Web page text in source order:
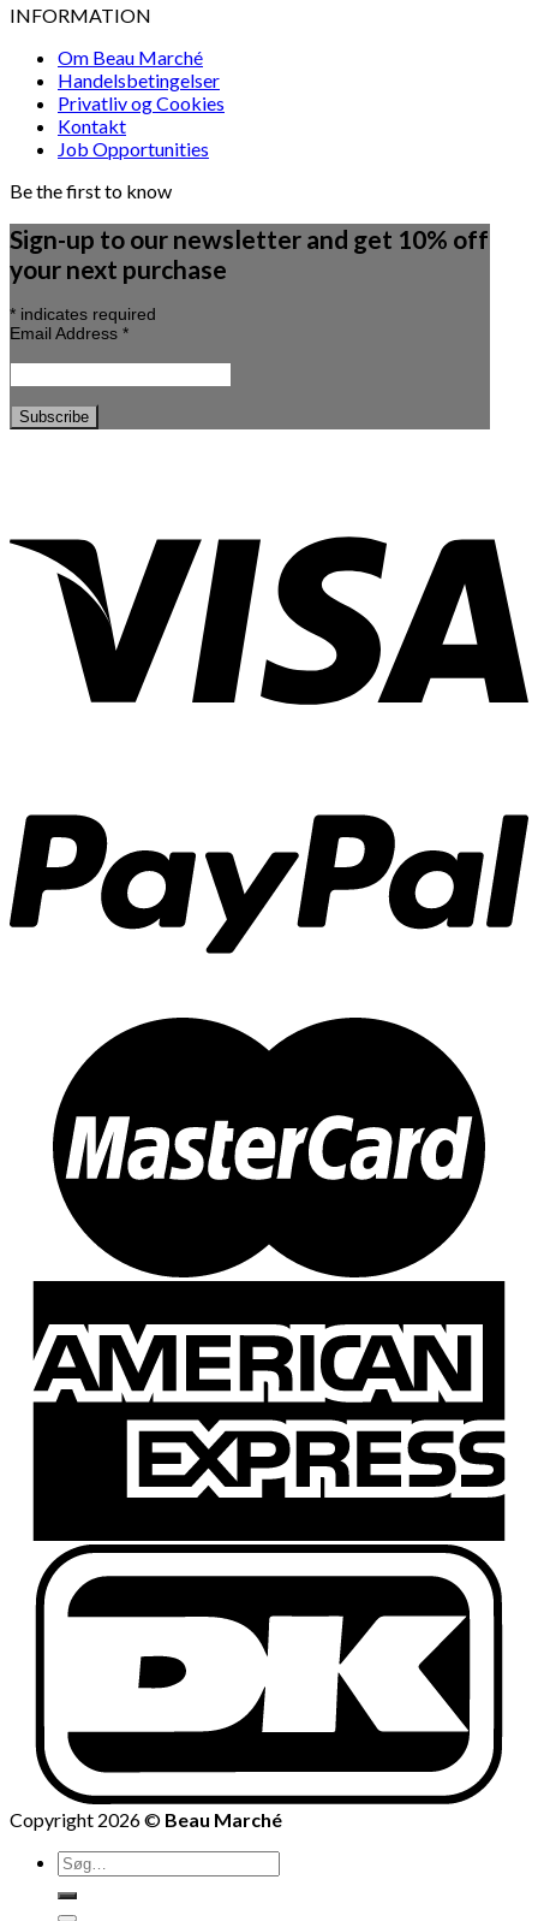
INFORMATION
Om Beau Marché
Handelsbetingelser
Privatliv og Cookies
Kontakt
Job Opportunities
Be the first to know
Sign-up to our newsletter and get 10% off
your next purchase
* indicates required
Email Address *
Copyright 2026 © Beau Marché
Søg
efter: